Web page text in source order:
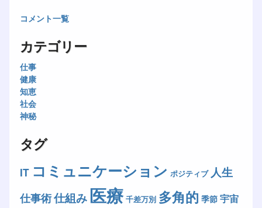
コメント一覧
カテゴリー
仕事
健康
知恵
社会
神秘
タグ
IT コミュニケーション ポジティブ 人生
仕事術仕組み医療 千差万別 多角的 季節 宇宙